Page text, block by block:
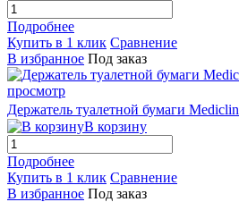
Подробнее
Купить в 1 клик Сравнение
В избранное Под заказ
просмотр
Держатель туалетной бумаги
В корзину
Подробнее
Купить в 1 клик Сравнение
В избранное Под заказ